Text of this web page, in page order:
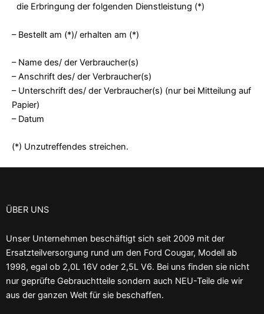
die Erbringung der folgenden Dienstleistung (*)
– Bestellt am (*)/ erhalten am (*)
– Name des/ der Verbraucher(s)
– Anschrift des/ der Verbraucher(s)
– Unterschrift des/ der Verbraucher(s) (nur bei Mitteilung auf
Papier)
– Datum
(*) Unzutreffendes streichen.
ÜBER UNS
Unser Unternehmen beschäftigt sich seit 2009 mit der
Ersatzteilversorgung rund um den Ford Cougar, Modell ab
1998, egal ob 2,0L 16V oder 2,5L V6. Bei uns finden sie nicht
nur geprüfte Gebrauchtteile sondern auch NEU-Teile die wir
aus der ganzen Welt für sie beschaffen.